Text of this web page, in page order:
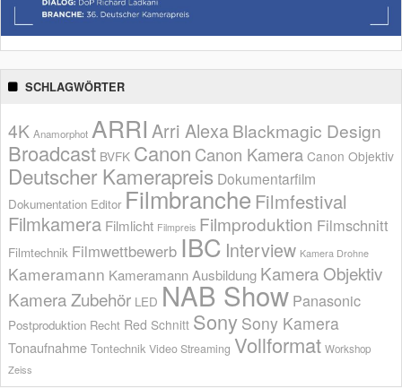
SCHLAGWÖRTER
4K Anamorphot ARRI Arri AlexaBlackmagic Design
Broadcast BVFK Canon Canon Kamera Canon Objektiv
Deutscher Kamerapreis Dokumentarfilm
Dokumentation Editor Filmbranche Filmfestival
Filmkamera Filmlicht Filmpreis Filmproduktion Filmschnitt
Filmtechnik Filmwettbewerb IBC Interview Kamera Drohne
Kameramann Kameramann Ausbildung Kamera Objektiv
Kamera Zubehör LED NAB Show Panasonic
Postproduktion Recht Red Schnitt Sony Sony Kamera
Tonaufnahme Tontechnik Video Streaming Vollformat Workshop
Zeiss